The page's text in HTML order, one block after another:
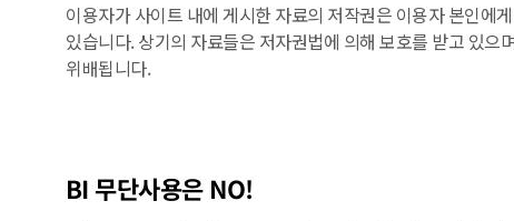
이용자가 사이트 내에 게시한 자료의 저작권은 이용자 본인에
있습니다. 상기의 자료들은 저자권법에 의해 보호를 받고 있
위배됩니다.
BI 무단사용은 NO!